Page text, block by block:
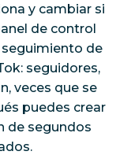
y cambiar si
de control
de
seguidores,
veces que se
puedes crear
de segundos